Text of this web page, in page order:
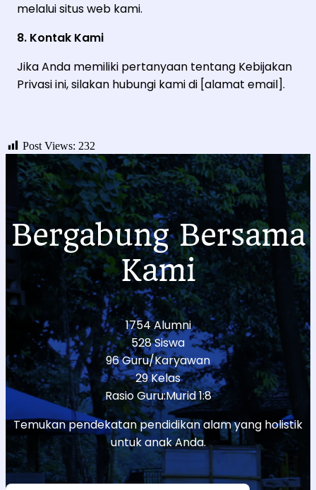
melalui situs web kami.
8. Kontak Kami
Jika Anda memiliki pertanyaan tentang Kebijakan
Privasi ini, silakan hubungi kami di [alamat email].
Post Views: 232
Bergabung Bersama
Kami
1754 Alumni
528 Siswa
96 Guru/Karyawan
29 Kelas
Rasio Guru:Murid 1:8
Temukan pendekatan pendidikan alam yang holistik
untuk anak Anda.